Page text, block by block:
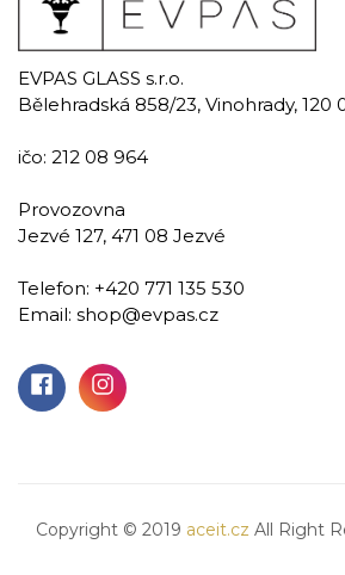
Tenacity
Dekantér na víno
EVPAS GLASS s.r.o.
Bělehradská 858/23, Vinohrady, 120
ičo: 212 08 964
Provozovna
Jezvé 127, 471 08 Jezvé
Telefon: +420 771 135 530
Email: shop@evpas.cz
Copyright © 2019 aceit.cz All Right